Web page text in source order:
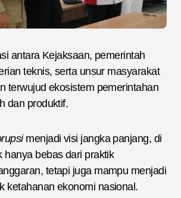
antara Kejaksaan, pemerintah
teknis, serta unsur masyarakat
terwujud ekosistem pemerintahan
dan produktif.
menjadi visi jangka panjang, di
hanya bebas dari praktik
tetapi juga mampu menjadi
ketahanan ekonomi nasional.